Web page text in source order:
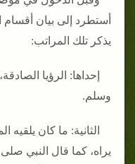
أستطرد إلى بيان أقسام
يذكر تلك المراتب‏:‏
إحداها‏:‏ الرؤيا
وسلم‏.‏
الثانية‏:‏ ما كان
يراه، كما قال النبي